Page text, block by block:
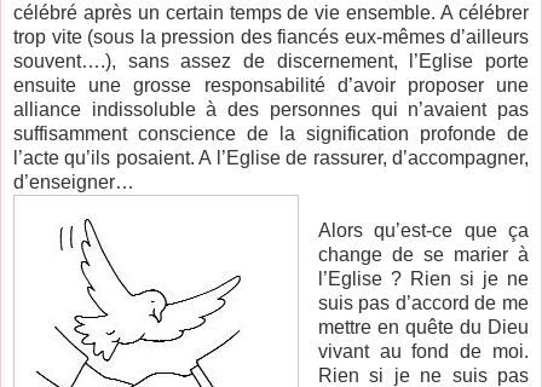
célébré après un certain temps de vie ensemble. A célébrer
trop vite (sous la pression des fiancés eux-mêmes d’ailleurs
souvent….), sans assez de discernement, l’Eglise porte
ensuite une grosse responsabilité d’avoir proposer une
alliance indissoluble à des personnes qui n’avaient pas
suffisamment conscience de la signification profonde de
l’acte qu’ils posaient. A l’Eglise de rassurer, d’accompagner,
d’enseigner…
Alors qu’est-ce que ça
change de se marier à
l’Eglise ? Rien si je ne
suis pas d’accord de me
mettre en quête du Dieu
vivant au fond de moi.
Rien si je ne suis pas